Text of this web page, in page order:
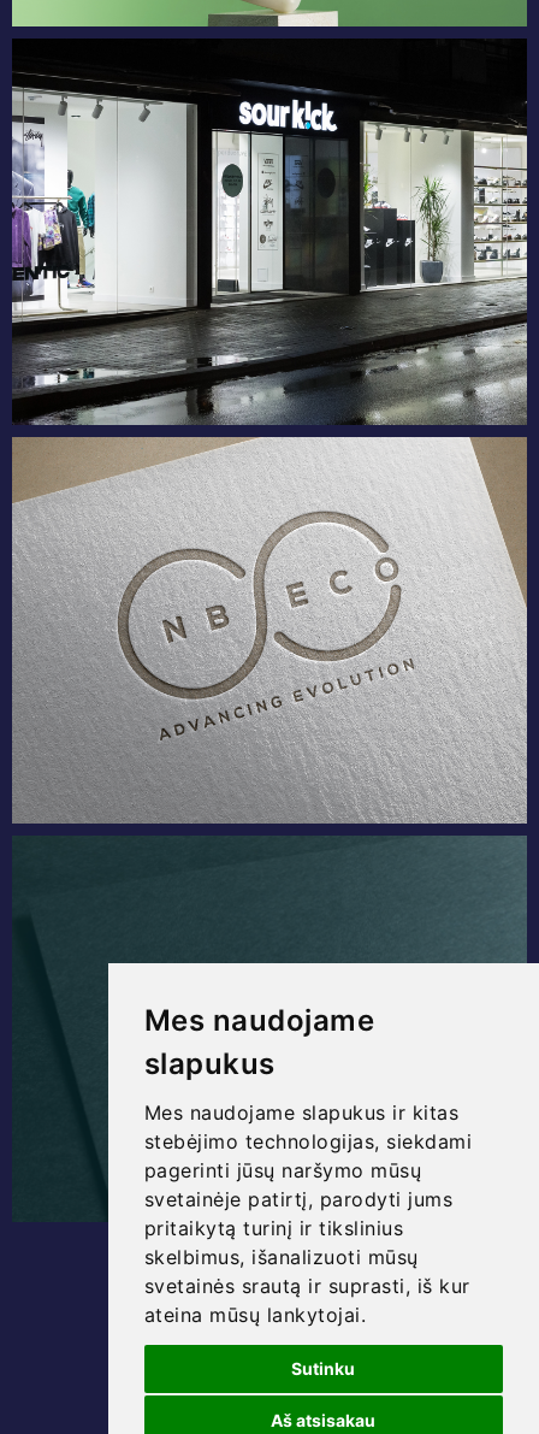
Mes naudojame
slapukus
Mes naudojame slapukus ir kitas
stebėjimo technologijas, siekdami
pagerinti jūsų naršymo mūsų
svetainėje patirtį, parodyti jums
pritaikytą turinį ir tikslinius
skelbimus, išanalizuoti mūsų
svetainės srautą ir suprasti, iš kur
ateina mūsų lankytojai.
Sutinku
Aš atsisakau
Kraunama...